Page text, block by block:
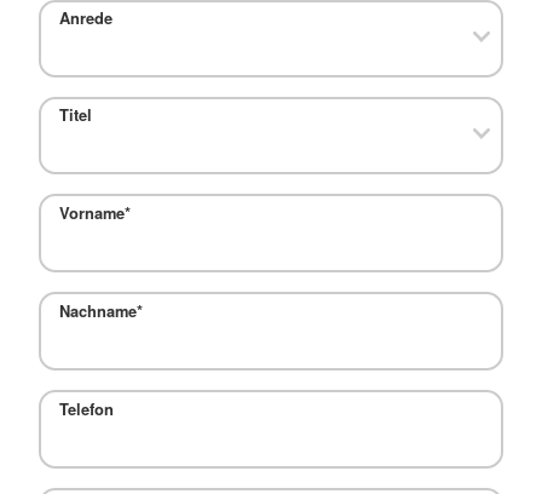
Anrede
Titel
Vorname*
Nachname*
Telefon